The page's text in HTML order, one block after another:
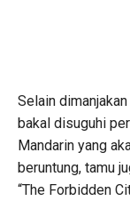
Selain
bakal disuguhi
Mandarin yang
beruntung, tamu
“The Forbidden